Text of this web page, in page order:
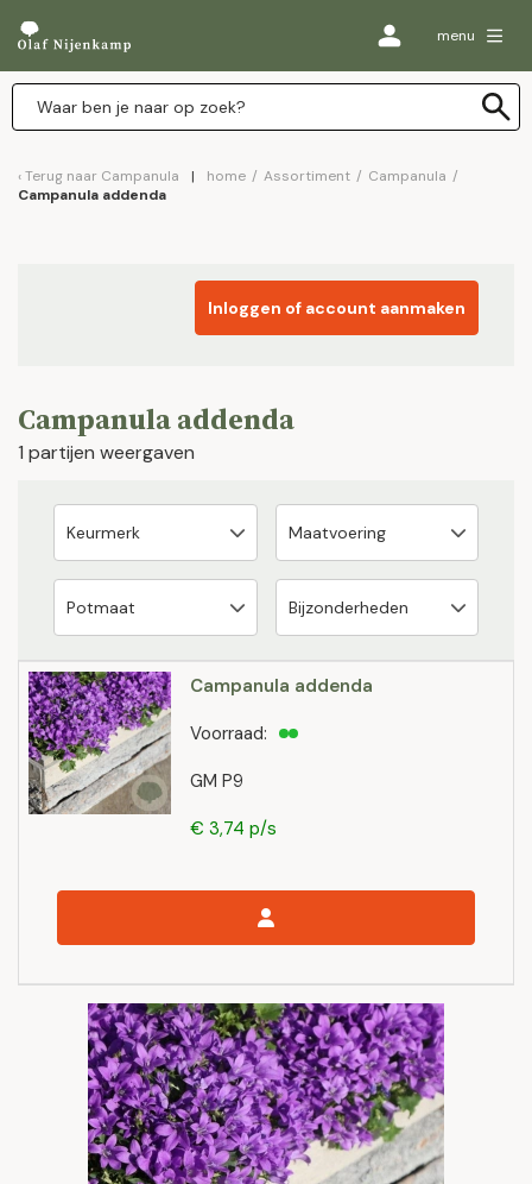
menu
Terug naar Campanula home / Assortiment / Campanula /
Campanula addenda
Inloggen of account aanmaken
Campanula addenda
1 partijen weergaven
Campanula addenda
GM P9
Voorraad:
€ 3,74 p/s